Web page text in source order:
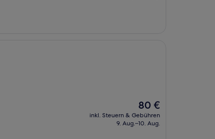
Der
Preis
beträgt
80 €
inkl. Steuern & Gebühren
9. Aug.–10. Aug.